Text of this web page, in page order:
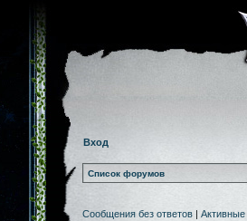
Вход
Список форумов
Сообщения без ответов |